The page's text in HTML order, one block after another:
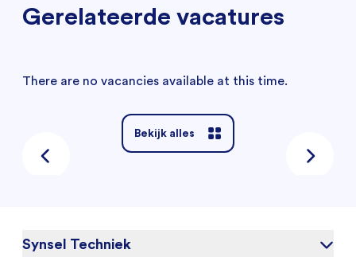
Gerelateerde vacatures
There are no vacancies available at this time.
Bekijk alles
Synsel Techniek